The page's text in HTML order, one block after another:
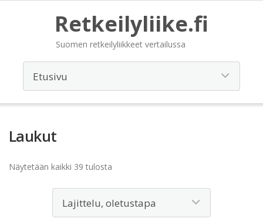
Retkeilyliike.fi
Suomen retkeilyliikkeet vertailussa
Laukut
Näytetään kaikki 39 tulosta